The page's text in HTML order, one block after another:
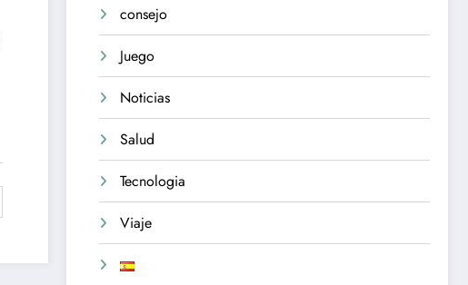
consejo
Juego
Noticias
Salud
Tecnologia
Viaje